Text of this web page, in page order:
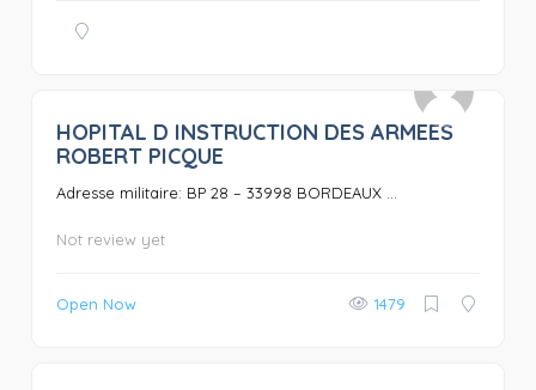
0
HOPITAL D INSTRUCTION DES ARMEES
ROBERT PICQUE
Adresse militaire: BP 28 – 33998 BORDEAUX ...
Not review yet
Open Now 1479